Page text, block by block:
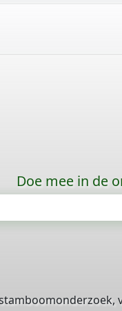
Doe mee in de